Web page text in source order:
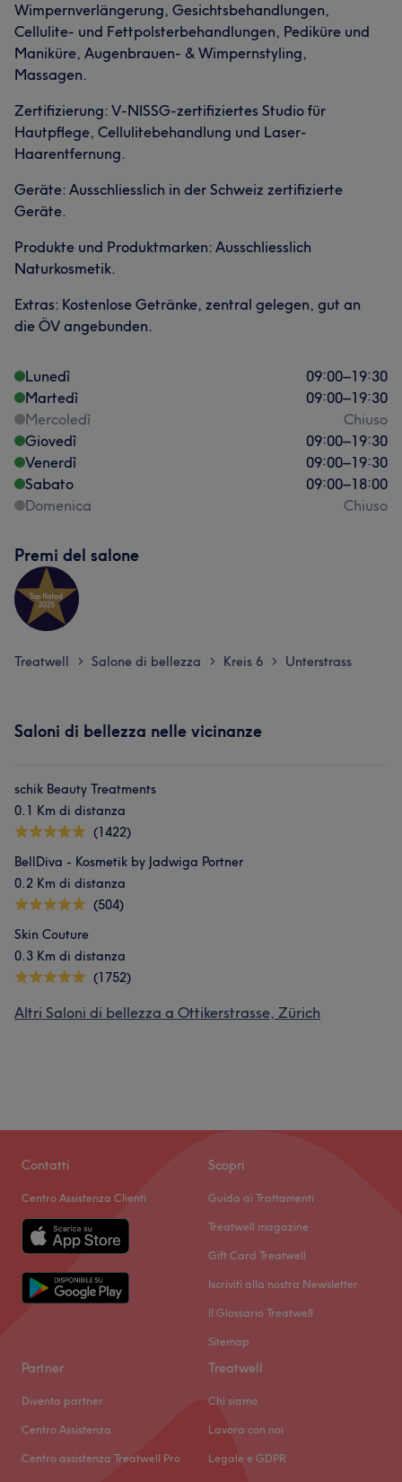
Wimpernverlängerung, Gesichtsbehandlungen,
Cellulite- und Fettpolsterbehandlungen, Pediküre und
Maniküre, Augenbrauen- & Wimpernstyling,
Massagen.
Zertifizierung: V-NISSG-zertifiziertes Studio für
Hautpflege, Cellulitebehandlung und Laser-
Haarentfernung.
Geräte: Ausschliesslich in der Schweiz zertifizierte
Geräte.
Produkte und Produktmarken: Ausschliesslich
Naturkosmetik.
Extras: Kostenlose Getränke, zentral gelegen, gut an
die ÖV angebunden.
Lunedì 09:00–19:30
Martedì
09:00–19:30
Mercoledì
Chiuso
Giovedì
09:00–19:30
Venerdì
09:00–19:30
Sabato
09:00–18:00
Domenica
Chiuso
Premi del salone
Treatwell > Salone di bellezza > Kreis 6 > Unterstrass
Saloni di bellezza nelle vicinanze
schik Beauty Treatments
0.1 Km di distanza
(1422)
BellDiva - Kosmetik by Jadwiga Portner
0.2 Km di distanza
(504)
Skin Couture
0.3 Km di distanza
(1752)
Altri Saloni di bellezza a Ottikerstrasse, Zürich
Contatti
Centro Assistenza Clienti
Scopri
Guida ai Trattamenti
Treatwell magazine
Gift Card Treatwell
Iscriviti alla nostra Newsletter
Il Glossario Treatwell
Sitemap
Partner
Diventa partner
Centro Assistenza
Centro assistenza Treatwell Pro
Treatwell
Chi siamo
Lavora con noi
Legale e GDPR